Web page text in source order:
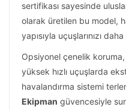
sertifikası sayesinde
olarak üretilen bu model,
yapısıyla uçuşlarınızı
Opsiyonel çenelik
yüksek hızlı uçuşlarda
havalandırma sistemi
Ekipman güvencesiyle